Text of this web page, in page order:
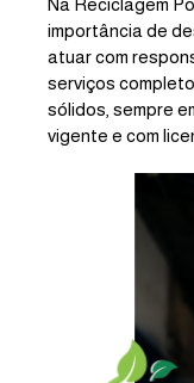
importância de
atuar com
serviços
sólidos , sempre
vigente e com